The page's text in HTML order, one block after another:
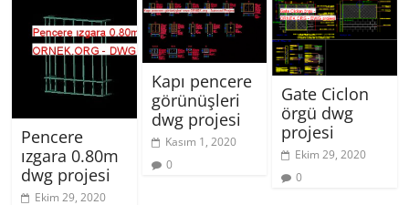
Pencere
ızgara 0.80m
dwg projesi
Ekim 29, 2020
Kapı pencere
görünüşleri
dwg projesi
Kasım 1, 2020
0
Gate Ciclon
örgü dwg
projesi
Ekim 29, 2020
0